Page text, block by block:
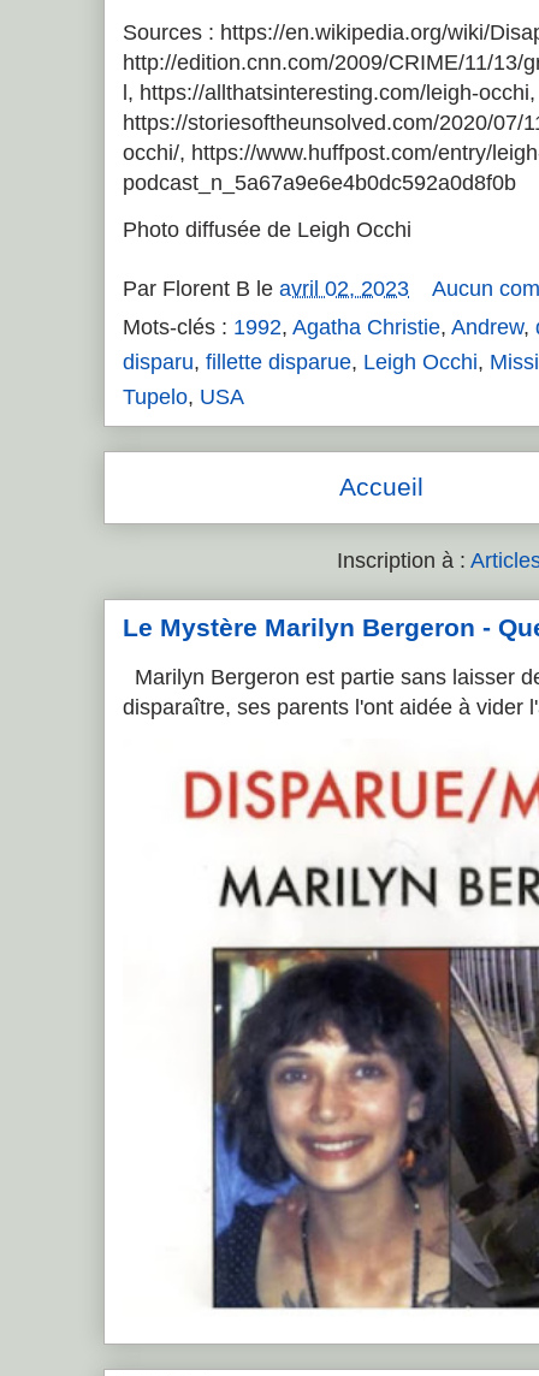
Sources : https://en.wikipedia.org/wiki/
http://edition.cnn.com/2009/CRIME/11/13/
l, https://allthatsinteresting.com/leigh-occhi,
https://storiesoftheunsolved.com/2020/07/
occhi/, https://www.huffpost.com/entry/
podcast_n_5a67a9e6e4b0dc592a0d8f0b
Photo diffusée de Leigh Occhi
Par Florent B le avril 02, 2023
Aucun
Mots-clés : 1992, Agatha Christie, Andrew,
disparu, fillette disparue, Leigh Occhi,
Tupelo, USA
Accueil
Inscription à :
Le Mystère Marilyn Bergeron -
Marilyn Bergeron est partie sans laisser
disparaître, ses parents l'ont aidée à vider